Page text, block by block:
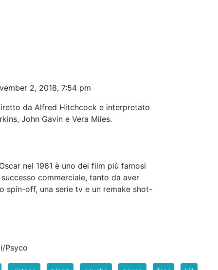
2, 2018, 7:54 pm
da Alfred Hitchcock e interpretato
John Gavin e Vera Miles.
nel 1961 è uno dei film più famosi
commerciale, tanto da aver
spin-off, una serie tv e un remake shot-
Psyco